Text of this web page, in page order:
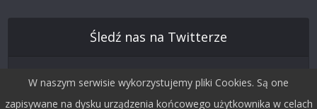
Śledź nas na Twitterze
W naszym serwisie wykorzystujemy pliki Cookies. Są one
zapisywane na dysku urządzenia końcowego użytkownika w celach